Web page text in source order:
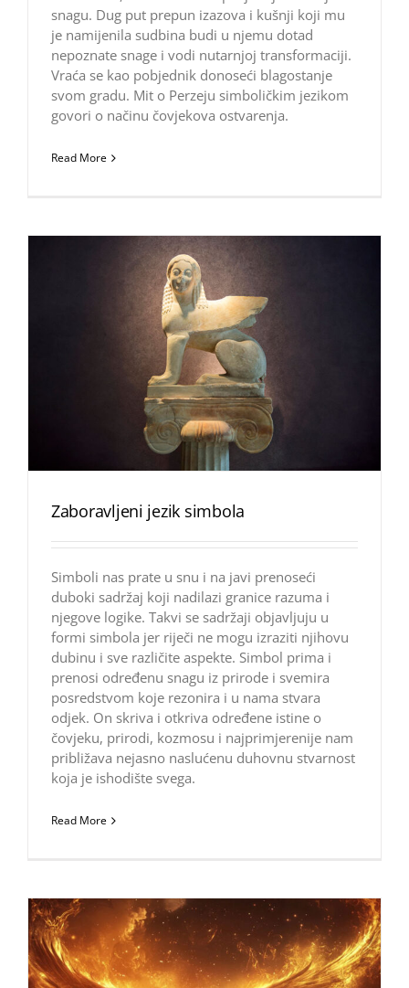
snagu. Dug put prepun izazova i kušnji koji mu
je namijenila sudbina budi u njemu dotad
nepoznate snage i vodi nutarnjoj transformaciji.
Vraća se kao pobjednik donoseći blagostanje
svom gradu. Mit o Perzeju simboličkim jezikom
govori o načinu čovjekova ostvarenja.
Read More
Zaboravljeni jezik simbola
Simboli nas prate u snu i na javi prenoseći
duboki sadržaj koji nadilazi granice razuma i
njegove logike. Takvi se sadržaji objavljuju u
formi simbola jer riječi ne mogu izraziti njihovu
dubinu i sve različite aspekte. Simbol prima i
prenosi određenu snagu iz prirode i svemira
posredstvom koje rezonira i u nama stvara
odjek. On skriva i otkriva određene istine o
čovjeku, prirodi, kozmosu i najprimjerenije nam
približava nejasno naslućenu duhovnu stvarnost
koja je ishodište svega.
Read More